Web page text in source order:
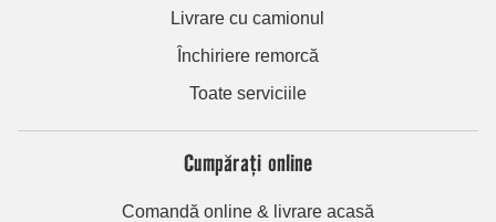
Livrare cu camionul
Închiriere remorcă
Toate serviciile
Cumpărați online
Comandă online & livrare acasă